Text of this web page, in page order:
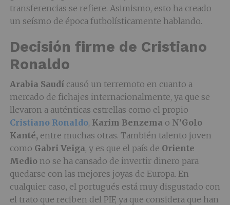
transferencias se refiere. Asimismo, esto ha creado
un seísmo de época futbolísticamente hablando.
Decisión firme de Cristiano
Ronaldo
Arabia Saudí causó un terremoto en cuanto a
mercado de fichajes internacionalmente, ya que se
llevaron a auténticas estrellas como el propio
Cristiano Ronaldo, Karim Benzema o N’Golo
Kanté, entre muchas otras. También talento joven
como Gabri Veiga, y es que el país de Oriente
Mediono se ha cansado de invertir dinero para
quedarse con las mejores joyas de Europa. En
cualquier caso, el portugués está muy disgustado con
el trato que reciben del PIF, ya que considera que han